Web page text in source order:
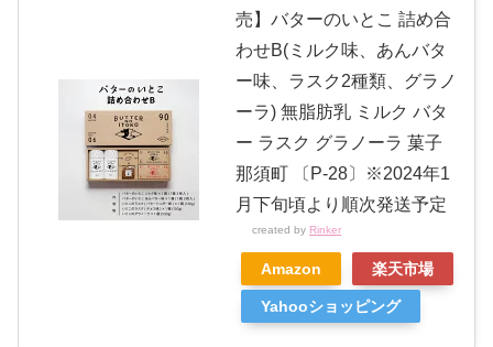
売】バターのいとこ 詰め合
わせB(ミルク味、あんバタ
ー味、ラスク2種類、グラノ
ーラ) 無脂肪乳 ミルク バタ
ー ラスク グラノーラ 菓子
那須町 〔P-28〕※2024年1
月下旬頃より順次発送予定
created by Rinker
Amazon 楽天市場
Yahooショッピング